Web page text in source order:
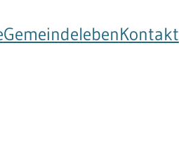
GemeindelebenKontakt